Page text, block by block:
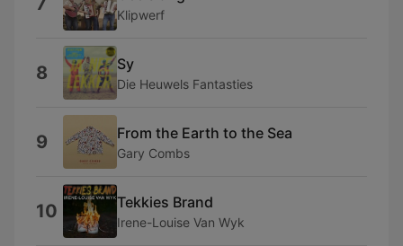
Klipwerf
8 Sy
Die Heuwels Fantasties
9 From the Earth to the Sea
Gary Combs
10 Tekkies Brand
Irene-Louise Van Wyk